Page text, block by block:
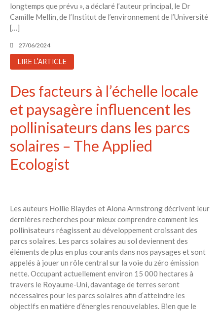
longtemps que prévu », a déclaré l’auteur principal, le Dr
Camille Mellin, de l’Institut de l’environnement de l’Université
[…]
27/06/2024
LIRE L'ARTICLE
Des facteurs à l’échelle locale
et paysagère influencent les
pollinisateurs dans les parcs
solaires – The Applied
Ecologist
Les auteurs Hollie Blaydes et Alona Armstrong décrivent leur
dernières recherches pour mieux comprendre comment les
pollinisateurs réagissent au développement croissant des
parcs solaires. Les parcs solaires au sol deviennent des
éléments de plus en plus courants dans nos paysages et sont
appelés à jouer un rôle central sur la voie du zéro émission
nette. Occupant actuellement environ 15 000 hectares à
travers le Royaume-Uni, davantage de terres seront
nécessaires pour les parcs solaires afin d’atteindre les
objectifs en matière d’énergies renouvelables. Bien que le